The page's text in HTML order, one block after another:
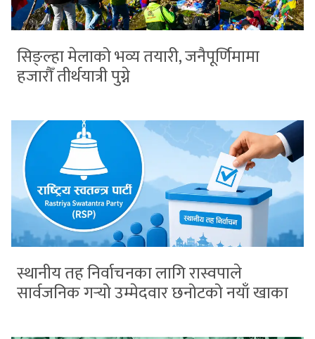
सिङ्ल्हा मेलाको भव्य तयारी, जनैपूर्णिमामा
हजारौँ तीर्थयात्री पुग्ने
स्थानीय तह निर्वाचनका लागि रास्वपाले
सार्वजनिक गर्‍यो उम्मेदवार छनोटको नयाँ खाका